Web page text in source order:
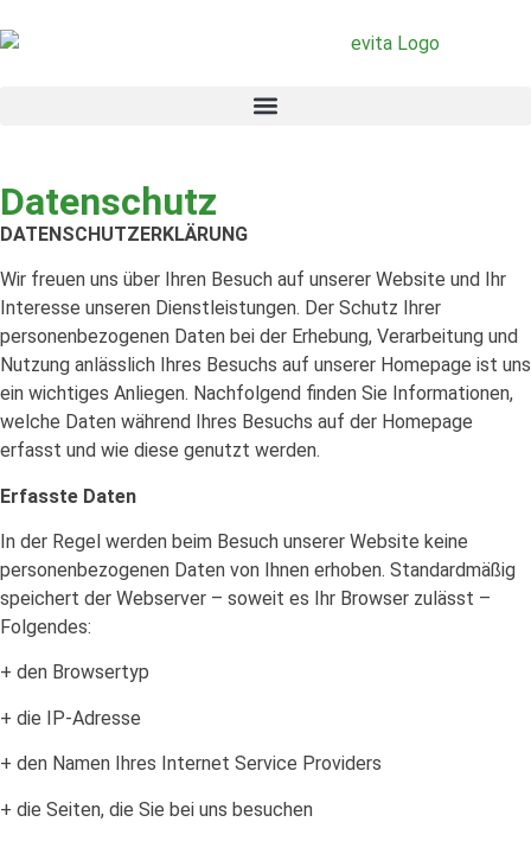
Datenschutz
DATENSCHUTZERKLÄRUNG
Wir freuen uns über Ihren Besuch auf unserer Website und Ihr
Interesse unseren Dienstleistungen. Der Schutz Ihrer
personenbezogenen Daten bei der Erhebung, Verarbeitung und
Nutzung anlässlich Ihres Besuchs auf unserer Homepage ist uns
ein wichtiges Anliegen. Nachfolgend finden Sie Informationen,
welche Daten während Ihres Besuchs auf der Homepage
erfasst und wie diese genutzt werden.
Erfasste Daten
In der Regel werden beim Besuch unserer Website keine
personenbezogenen Daten von Ihnen erhoben. Standardmäßig
speichert der Webserver – soweit es Ihr Browser zulässt –
Folgendes:
+ den Browsertyp
+ die IP-Adresse
+ den Namen Ihres Internet Service Providers
+ die Seiten, die Sie bei uns besuchen